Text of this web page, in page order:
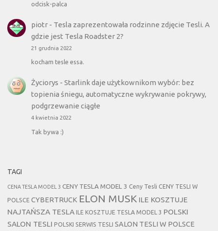
odcisk-palca
piotr- Tesla zaprezentowała rodzinne zdjęcie Tesli. A
gdzie jest Tesla Roadster 2?
21 grudnia 2022
kocham tesle essa.
Życiorys - Starlink daje użytkownikom wybór: bez
topienia śniegu, automatyczne wykrywanie pokrywy,
podgrzewanie ciągłe
4 kwietnia 2022
Tak bywa :)
TAGI
CENA TESLA MODEL 3 CENY TESLA MODEL 3 Ceny Tesli CENY TESLI W
POLSCE CYBERTRUCK ELON MUSK ILE KOSZTUJE
NAJTAŃSZA TESLA ILE KOSZTUJE TESLA MODEL 3 POLSKI
SALON TESLI POLSKI SERWIS TESLI SALON TESLI W POLSCE